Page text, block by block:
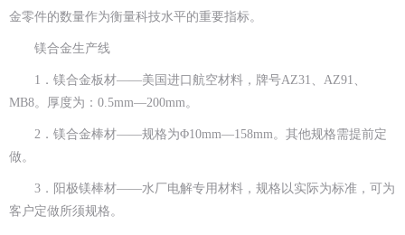
金零件的数量作为衡量科技水平的重要指标。
镁合金生产线
1．镁合金板材——美国进口航空材料，牌号AZ31、AZ91、
MB8。厚度为：0.5mm—200mm。
2．镁合金棒材——规格为Φ10mm—158mm。其他规格需提前定
做。
3．阳极镁棒材——水厂电解专用材料，规格以实际为标准，可为
客户定做所须规格。